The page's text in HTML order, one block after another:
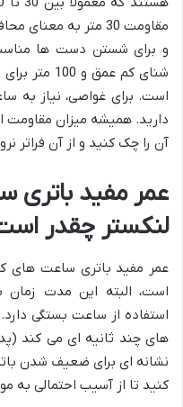
مقاومت 30 متر به
شنای کم
دارید. همیشه میزان
آن را چک کنید و از آن فراتر
عمر مفید باتری
لنکستر چقدر
است، البته این مدت زمان
استفاده از ساعت بستگی
نشانه ای برای ضعیف شدن
کنید تا از آسیب احتمالی به